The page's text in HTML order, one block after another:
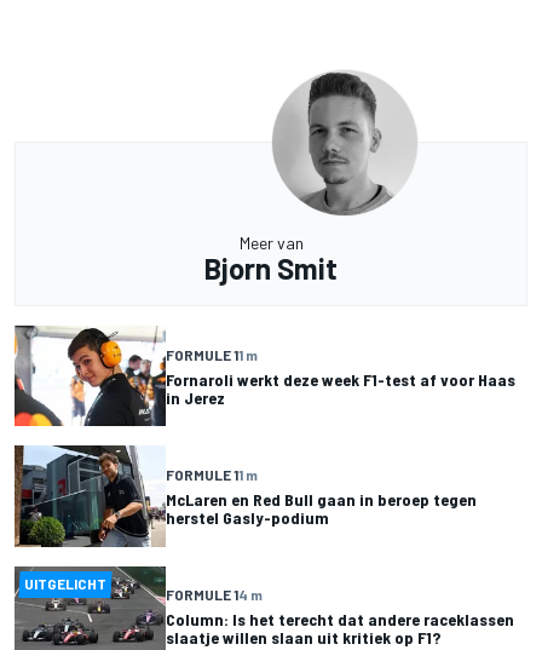
Meer van
Bjorn Smit
FORMULE 11 m
Fornaroli werkt deze week F1-test af voor Haas
in Jerez
FORMULE 11 m
McLaren en Red Bull gaan in beroep tegen
herstel Gasly-podium
UITGELICHT
FORMULE 14 m
Column: Is het terecht dat andere raceklassen
slaatje willen slaan uit kritiek op F1?